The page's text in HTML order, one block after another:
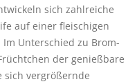
sich zahlreiche
auf einer fleischigen
Unterschied zu Brom-
der genießbare
sich vergrößernde